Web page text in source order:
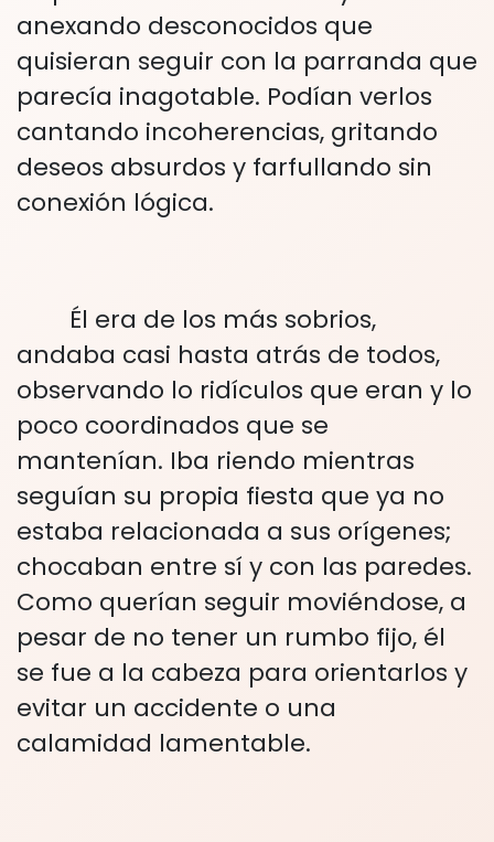
anexando desconocidos que
quisieran seguir con la parranda que
parecía inagotable. Podían verlos
cantando incoherencias, gritando
deseos absurdos y farfullando sin
conexión lógica.
Él era de los más sobrios,
andaba casi hasta atrás de todos,
observando lo ridículos que eran y lo
poco coordinados que se
mantenían. Iba riendo mientras
seguían su propia fiesta que ya no
estaba relacionada a sus orígenes;
chocaban entre sí y con las paredes.
Como querían seguir moviéndose, a
pesar de no tener un rumbo fijo, él
se fue a la cabeza para orientarlos y
evitar un accidente o una
calamidad lamentable.